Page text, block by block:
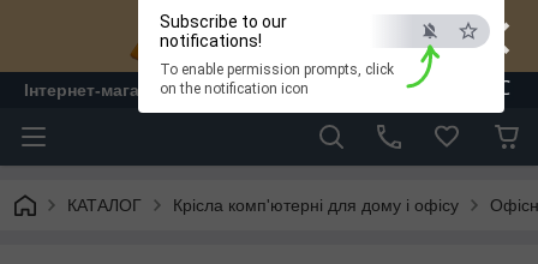
×
ESC
Subscribe to our
notifications!
To enable permission prompts, click
on the notification icon
Інтернет-магазин "ЛАМ" - меблі
КАТАЛОГ Крісла комп'ютерні для дому і офісу